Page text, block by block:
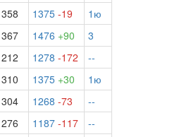
1375 -19
1ю
1476 +90
3
1278 -172
--
1375 +30
1ю
1268 -73
--
1187 -117
--